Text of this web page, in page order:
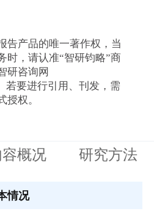
告产品的唯一著作权，当
时，请认准“智研钧略”商
研咨询网
若要进行引用、刊发，需
授权。
容概况 研究方法
情况